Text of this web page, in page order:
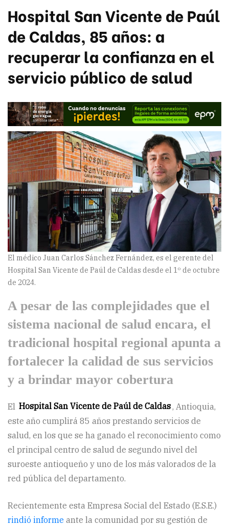
Hospital San Vicente de Paúl
de Caldas, 85 años: a
recuperar la confianza en el
servicio público de salud
El médico Juan Carlos Sánchez Fernández, es el gerente del
Hospital San Vicente de Paúl de Caldas desde el 1º de octubre
de 2024.
A pesar de las complejidades que el
sistema nacional de salud encara, el
tradicional hospital regional apunta a
fortalecer la calidad de sus servicios
y a brindar mayor cobertura
El Hospital San Vicente de Paúl de Caldas, Antioquia,
este año cumplirá 85 años prestando servicios de
salud, en los que se ha ganado el reconocimiento como
el principal centro de salud de segundo nivel del
suroeste antioqueño y uno de los más valorados de la
red pública del departamento.
Recientemente esta Empresa Social del Estado (E.S.E.)
rindió informe ante la comunidad por su gestión de